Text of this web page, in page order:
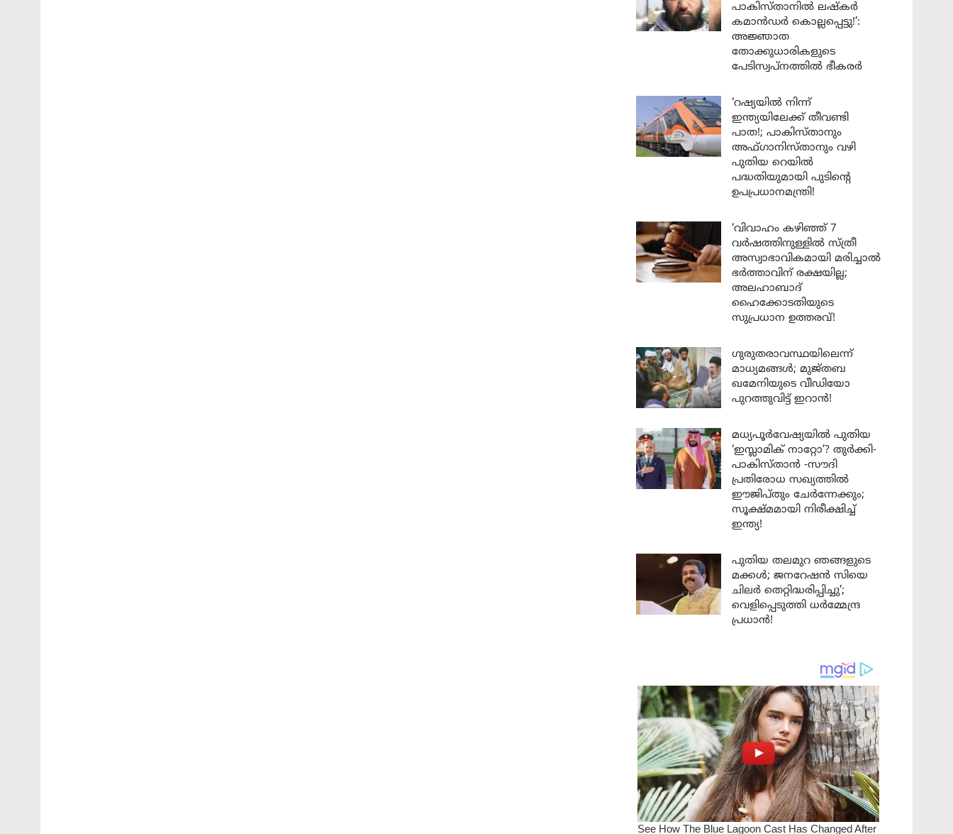
പാകിസ്താനിൽ ലഷ്കർ
കമാൻഡർ കൊല്ലപ്പെട്ടു!’:
അജ്ഞാത
തോക്കുധാരികളുടെ
പേടിസ്വപ്നത്തിൽ ഭീകരർ
‘റഷ്യയിൽ നിന്ന്
ഇന്ത്യയിലേക്ക് തീവണ്ടി
പാത!; പാകിസ്താനും
അഫ്ഗാനിസ്താനും വഴി
പുതിയ റെയിൽ
പദ്ധതിയുമായി പുടിന്റെ
ഉപപ്രധാനമന്ത്രി!
‘വിവാഹം കഴിഞ്ഞ് 7
വർഷത്തിനുള്ളിൽ സ്ത്രീ
അസ്വാഭാവികമായി മരിച്ചാൽ
ഭർത്താവിന് രക്ഷയില്ല;
അലഹാബാദ്
ഹൈക്കോടതിയുടെ
സുപ്രധാന ഉത്തരവ്!
ഗുരുതരാവസ്ഥയിലെന്ന്
മാധ്യമങ്ങൾ; മുജ്തബ
ഖമേനിയുടെ വീഡിയോ
പുറത്തുവിട്ട് ഇറാൻ!
മധ്യപൂർവേഷ്യയിൽ പുതിയ
‘ഇസ്ലാമിക് നാറ്റോ’? തുർക്കി-
പാകിസ്താൻ -സൗദി
പ്രതിരോധ സഖ്യത്തിൽ
ഈജിപ്തും ചേർന്നേക്കും;
സൂക്ഷ്മമായി നിരീക്ഷിച്ച്
ഇന്ത്യ!
പുതിയ തലമുറ ഞങ്ങളുടെ
മക്കൾ; ജനറേഷൻ സിയെ
ചിലർ തെറ്റിദ്ധരിപ്പിച്ചു’;
വെളിപ്പെടുത്തി ധർമ്മേന്ദ്ര
പ്രധാൻ!